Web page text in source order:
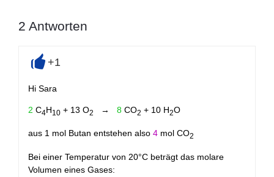
2 Antworten
+1
Hi Sara
2 C4H10 + 13 O2 → 8 CO2 + 10 H2O
aus 1 mol Butan entstehen also 4 mol CO2
Bei einer Temperatur von 20°C beträgt das molare
Volumen eines Gases: